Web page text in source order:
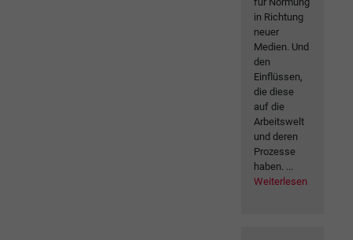
in Richtung
neuer
Medien. Und
den
Einflüssen,
die diese
auf die
Arbeitswelt
und deren
Prozesse
haben. ...
Weiterlesen